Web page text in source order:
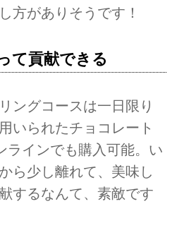
方がありそうです！
て貢献できる
ングコースは一日限り
いられたチョコレート
ラインでも購入可能。い
ら少し離れて、美味し
するなんて、素敵です